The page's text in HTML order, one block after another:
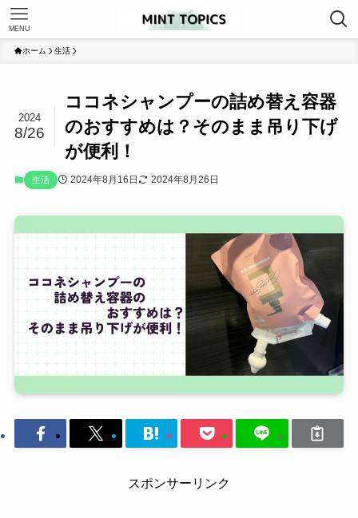
MENU
ホーム 生活
ココネシャンプーの詰め替え容器
のおすすめは？そのまま吊り下げ
が便利！
2024
8/26
生活 2024年8月16日 2024年8月26日
スポンサーリンク